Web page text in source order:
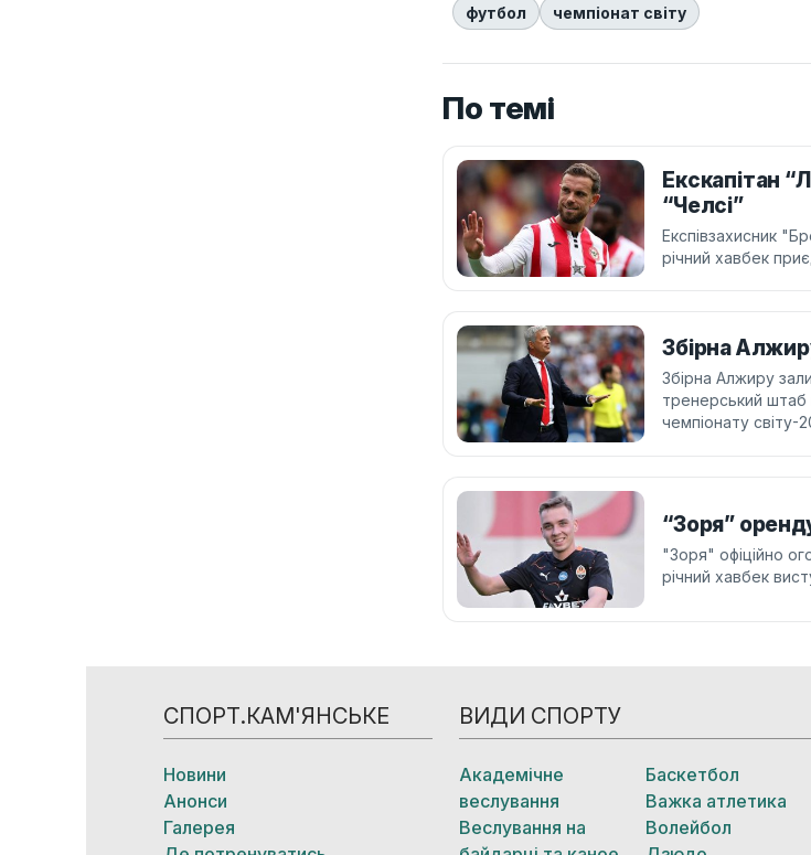
футбол чемпіонат світу
По темі
Екскапітан
“Челсі”
Експівзахисник
річний хавбек
Збірна
Збірна Алжиру
тренерський штаб
чемпіонату світу-
“Зоря”
"Зоря" офіційно
річний хавбек
СПОРТ.КАМ'ЯНСЬКЕ
Новини
Анонси
Галерея
ВИДИ СПОРТУ
Академічне
веслування
Баскетбол
Важка атлетика
Веслування на
Волейбол